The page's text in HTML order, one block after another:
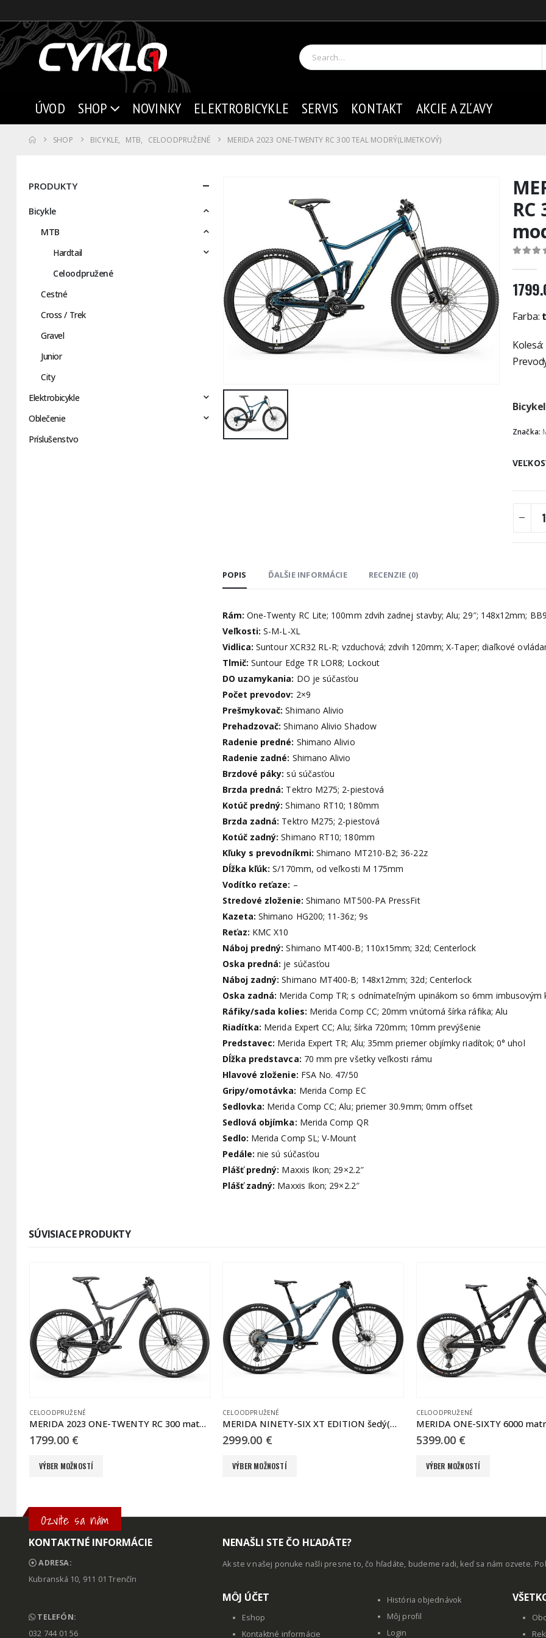
ÚVOD SHOP NOVINKY ELEKTROBICYKLE SERVIS KONTAKT AKCIE A ZĽAVY
SHOP BICYKLE, MTB, CELOODPRUŽENÉ MERIDA 2023 ONE-TWENTY RC 300 TEAL MODRÝ(LIMETKOVÝ)
RC
Farba:
Kolesá:
Značka:
POPIS ĎALŠIE INFORMÁCIE RECENZIE (0)
Rám: One-Twenty RC Lite; 100mm zdvih zadnej stavby; Alu; 29″; 148x12mm;
Veľkosti:S-M-L-XL
Vidlica:Suntour XCR32 RL-R; vzduchová; zdvih 120mm; X-Taper; diaľkové
Tlmič: Suntour Edge TR LOR8; Lockout
DO uzamykania: DO je súčasťou
Počet prevodov: 2×9
Prešmykovač:Shimano Alivio
Prehadzovač:Shimano Alivio Shadow
Radenie predné: Shimano Alivio
Radenie zadné: Shimano Alivio
Brzdové páky: sú súčasťou
Brzda predná: Tektro M275; 2-piestová
Kotúč predný:Shimano RT10; 180mm
Brzda zadná: Tektro M275; 2-piestová
Kotúč zadný:Shimano RT10; 180mm
Kľuky s prevodníkmi: Shimano MT210-B2; 36-22z
Dĺžka kľúk:S/170mm, od veľkosti M 175mm
Vodítko reťaze: –
Stredové zloženie: Shimano MT500-PA PressFit
Kazeta:Shimano HG200; 11-36z; 9s
Reťaz: KMC X10
Náboj predný:Shimano MT400-B; 110x15mm; 32d; Centerlock
Oska predná: je súčasťou
Náboj zadný:Shimano MT400-B; 148x12mm; 32d; Centerlock
Oska zadná: Merida Comp TR; s odnímateľným upinákom so 6mm imbusovým
Ráfiky/sada kolies: Merida Comp CC; 20mm vnútorná šírka ráfika; Alu
Riadítka: Merida Expert CC; Alu; šírka 720mm; 10mm prevýšenie
Predstavec: Merida Expert TR; Alu; 35mm priemer objímky riadítok; 0° uhol
Dĺžka predstavca: 70 mm pre všetky veľkosti rámu
Hlavové zloženie: FSA No. 47/50
Gripy/omotávka: Merida Comp EC
Sedlovka: Merida Comp CC; Alu; priemer 30.9mm; 0mm offset
Sedlová objímka: Merida Comp QR
Sedlo: Merida Comp SL; V-Mount
Pedále:nie sú súčasťou
Plášť predný: Maxxis Ikon; 29×2.2″
Plášť zadný: Maxxis Ikon; 29×2.2″
PRODUKTY
Bicykle
MTB
Hardtail
Celoodpružené
Cestné
Cross / Trek
Gravel
Junior
City
Elektrobicykle
Oblečenie
Príslušenstvo
SÚVISIACE PRODUKTY
CELOODPRUŽENÉ
MERIDA NINETY-SIX XT EDITION šedý(modrý)
2999.00 €
VÝBER MOŽNOSTÍ
CELOODPRUŽENÉ
MERIDA ONE-SIXTY 6000 matný čierny(strieborný)
5399.00 €
VÝBER MOŽNOSTÍ
29
MERIDA BIG.NINE XT-
1769.00 €
VÝBER MOŽNOSTÍ
Ozvite sa nám
KONTAKTNÉ INFORMÁCIE
ADRESA:
Kubranská 10, 911 01 Trenčín
TELEFÓN:
032 744 01 56
NENAŠLI STE ČO HĽADÁTE?
Ak ste v našej ponuke našli presne to, čo hľadáte, budeme radi, keď sa nám ozvete.
MȎJ ÚČET
Eshop
Kontaktné informácie
História objednávok
Môj profil
Login